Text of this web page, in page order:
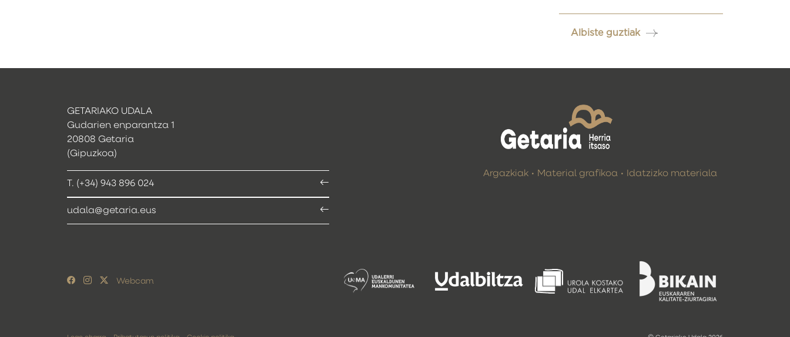
Albiste guztiak
GETARIAKO UDALA
Gudarien enparantza 1
20808 Getaria
(Gipuzkoa)
T. (+34) 943 896 024
udala@getaria.eus
Argazkiak Material grafikoa Idatzizko materiala
Webcam